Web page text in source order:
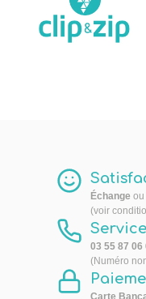
Échange ou
(voir
03 55 87 06
(Numéro
Carte